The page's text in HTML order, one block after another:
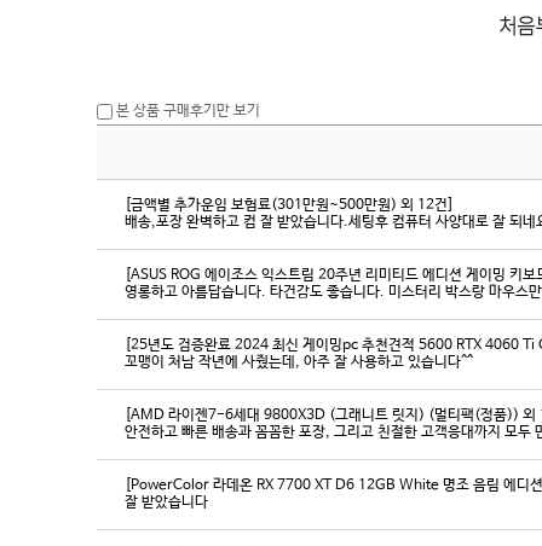
본 상품 구매후기만 보기
[금액별 추가운임 보험료(301만원~500만원) 외 12건]
배송,포장 완벽하고 컴 잘 받았습니다.세팅후 컴퓨터 사양대로 잘 되
[ASUS ROG 에이조스 익스트림 20주년 리미티드 에디션 게이밍 키
영롱하고 아름답습니다. 타건감도 좋습니다. 미스터리 박스랑 마우스
[25년도 검증완료 2024 최신 게이밍pc 추천견적 5600 RTX 4060
꼬맹이 처남 작년에 사줬는데, 아주 잘 사용하고 있습니다^^
[AMD 라이젠7-6세대 9800X3D (그래니트 릿지) (멀티팩(정품)) 외
[PowerColor 라데온 RX 7700 XT D6 12GB White 명조 음림 에디
잘 받았습니다